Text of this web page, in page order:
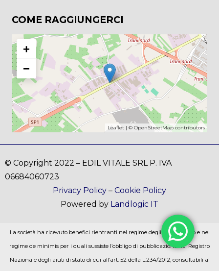
COME RAGGIUNGERCI
+
−
Leaflet | © OpenStreetMapcontributors
© Copyright 2022 – EDIL VITALE SRL P. IVA
06684060723
Privacy Policy – Cookie Policy
Powered by Landlogic IT
La società ha ricevuto benefici rientranti nel regime degli aiuti di stato e nel
regime de minimis per i quali sussiste l’obbligo di pubblicazione nel Registro
Nazionale degli aiuti di stato di cui all’art. 52 della L.234/2012, consultabili al